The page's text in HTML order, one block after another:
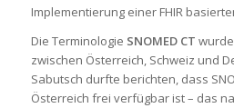
Implementierung einer FHIR
Die Terminologie SNOMED CT
zwischen Österreich, Schweiz und
Sabutsch durfte berichten, dass
Österreich frei verfügbar ist – das